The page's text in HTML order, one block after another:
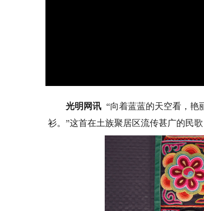
光明网讯 “向着蓝蓝的天空看，艳
衫。”这首在土族聚居区流传甚广的民